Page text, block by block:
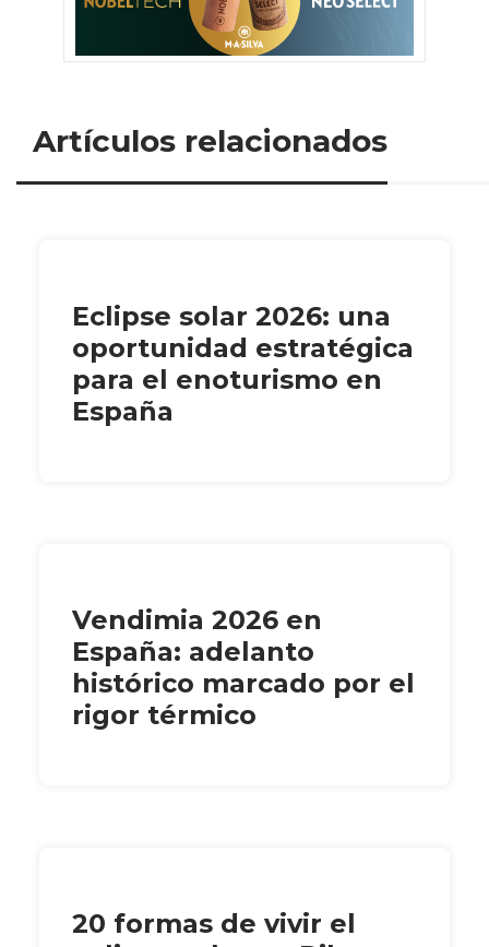
Artículos relacionados
Eclipse solar 2026: una
oportunidad estratégica
para el enoturismo en
España
Vendimia 2026 en
España: adelanto
histórico marcado por el
rigor térmico
20 formas de vivir el